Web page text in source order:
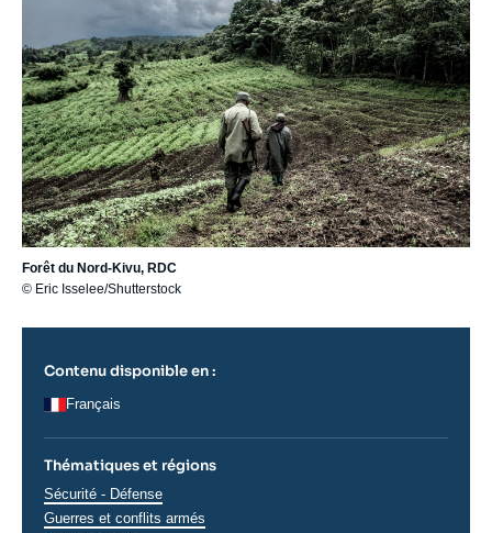
Forêt du Nord-Kivu, RDC
© Eric Isselee/Shutterstock
Contenu disponible en :
Français
Thématiques et régions
Thématiques
analyses
Sécurité - Défense
Guerres et conflits armés